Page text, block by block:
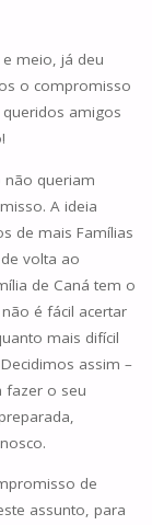
meio, já deu
o compromisso
amigos
não queriam
A ideia
de mais Famílias
volta ao
de Caná tem o
é fácil acertar
mais difícil
assim –
fazer o seu
de
assunto, para